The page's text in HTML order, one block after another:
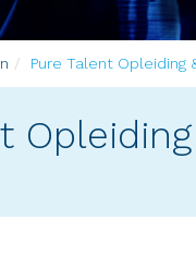
Pure Talent Opleiding